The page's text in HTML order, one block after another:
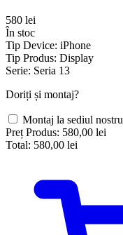
580 lei
În stoc
Tip Device: iPhone
Tip Produs: Display
Serie: Seria 13
Doriți și montaj?
Montaj la sediul nostru
Preț Produs: 580,00 lei
Total: 580,00 lei